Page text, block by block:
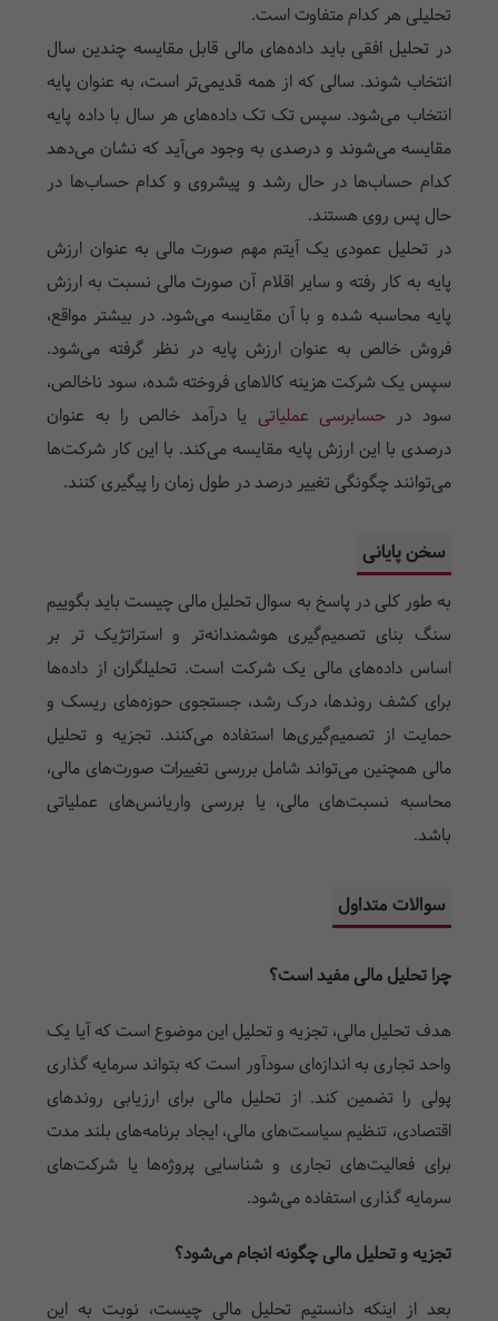
تحلیلی هر کدام متفاوت است.
در تحلیل افقی باید داده‌های مالی قابل مقایسه چندین سال
انتخاب شوند. سالی که از همه قدیمی‌تر است، به عنوان پایه
انتخاب می‌شود. سپس تک تک داده‌های هر سال با داده پایه
مقایسه می‌شوند و درصدی به وجود می‌آید که نشان می‌دهد
کدام حساب‌ها در حال رشد و پیشروی و کدام حساب‌ها در
حال پس روی هستند.
در تحلیل عمودی یک آیتم مهم صورت مالی به عنوان ارزش
پایه به کار رفته و سایر اقلام آن صورت مالی نسبت به ارزش
پایه محاسبه شده و با آن مقایسه می‌شود. در بیشتر مواقع،
فروش خالص به عنوان ارزش پایه در نظر گرفته می‌شود.
سپس یک شرکت هزینه کالاهای فروخته شده، سود ناخالص،
سود درحسابرسی عملیاتی یا درآمد خالص را به عنوان
درصدی با این ارزش پایه مقایسه می‌کند. با این کار شرکت‌ها
می‌توانند چگونگی تغییر درصد در طول زمان را پیگیری کنند.
سخن پایانی
به طور کلی در پاسخ به سوال تحلیل مالی چیست باید بگوییم
سنگ بنای تصمیم‌گیری هوشمندانه‌تر و استراتژیک تر بر
اساس داده‌های مالی یک شرکت است. تحلیلگران از داده‌ها
برای کشف روندها، درک رشد، جستجوی حوزه‌های ریسک و
حمایت از تصمیم‌گیری‌ها استفاده می‌کنند. تجزیه و تحلیل
مالی همچنین می‌تواند شامل بررسی تغییرات صورت‌های مالی،
محاسبه نسبت‌های مالی، یا بررسی واریانس‌های عملیاتی
باشد.
سوالات متداول
چرا تحلیل مالی مفید است؟
هدف تحلیل مالی، تجزیه و تحلیل این موضوع است که آیا یک
واحد تجاری به اندازه‌ای سودآور است که بتواند سرمایه گذاری
پولی را تضمین کند. از تحلیل مالی برای ارزیابی روندهای
اقتصادی، تنظیم سیاست‌های مالی، ایجاد برنامه‌های بلند مدت
برای فعالیت‌های تجاری و شناسایی پروژه‌ها یا شرکت‌های
سرمایه گذاری استفاده می‌شود.
تجزیه و تحلیل مالی چگونه انجام می‌شود؟
بعد از اینکه دانستیم تحلیل مالی چیست، نوبت به این